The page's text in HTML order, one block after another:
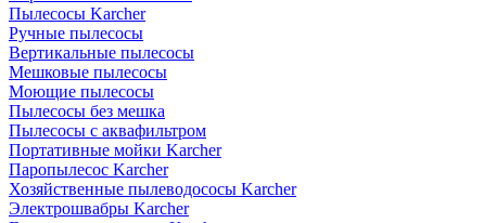
Пылесосы Karcher
Ручные пылесосы
Вертикальные пылесосы
Мешковые пылесосы
Моющие пылесосы
Пылесосы без мешка
Пылесосы с аквафильтром
Портативные мойки Karcher
Паропылесос Karcher
Хозяйственные пылеводососы Karcher
Электрошвабры Karcher